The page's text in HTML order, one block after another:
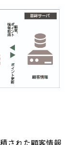
された顧客情報